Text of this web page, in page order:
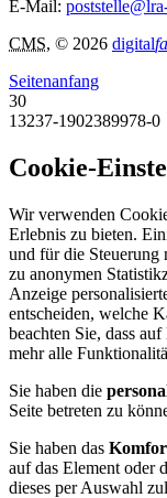
E-Mail:
CMS, © 2026 digital
Seitenanfang
30
13237-1902389978-0
Cookie-
Wir verwenden
Erlebnis zu bieten.
und für die
zu anonymen
Anzeige
entscheiden, welche
beachten Sie, dass
mehr alle
Sie haben die
Seite betreten zu
Sie haben das
auf das Element oder
dieses per Auswahl